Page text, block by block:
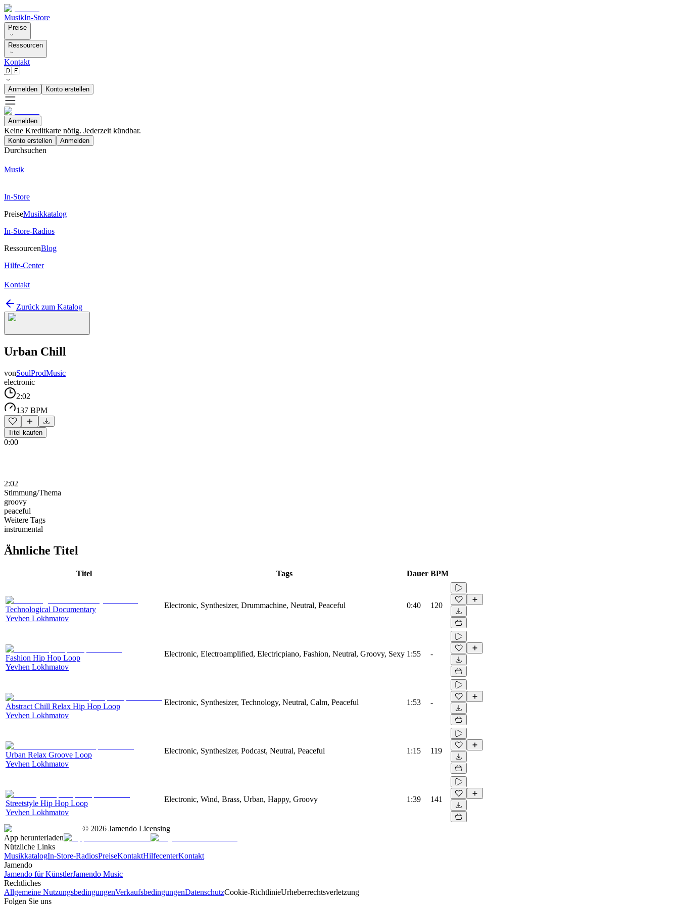
MusikIn-Store
Preise
Ressourcen
Kontakt
🇩🇪
Anmelden Konto erstellen
Anmelden
Keine Kreditkarte nötig. Jederzeit kündbar.
Konto erstellen Anmelden
Durchsuchen
Musik
In-Store
PreiseMusikkatalog
In-Store-Radios
RessourcenBlog
Hilfe-Center
Kontakt
Zurück zum Katalog
Urban Chill
vonSoulProdMusic
electronic
2:02
137 BPM
Titel kaufen
0:00
2:02
Stimmung/Thema
groovy
peaceful
Weitere Tags
instrumental
Ähnliche Titel
Titel Tags Dauer BPM
Technological Documentary
Yevhen Lokhmatov
Electronic, Synthesizer, Drummachine, Neutral, Peaceful 0:40 120
Fashion Hip Hop Loop
Yevhen Lokhmatov
Electronic, Electroamplified, Electricpiano, Fashion, Neutral, Groovy, Sexy 1:55 -
Abstract Chill Relax Hip Hop Loop
Yevhen Lokhmatov
Electronic, Synthesizer, Technology, Neutral, Calm, Peaceful 1:53 -
Urban Relax Groove Loop
Yevhen Lokhmatov
Electronic, Synthesizer, Podcast, Neutral, Peaceful 1:15 119
Streetstyle Hip Hop Loop
Yevhen Lokhmatov
Electronic, Wind, Brass, Urban, Happy, Groovy 1:39 141
© 2026 Jamendo Licensing
App herunterladen
Nützliche Links
MusikkatalogIn-Store-RadiosPreiseKontaktHilfecenterKontakt
Jamendo
Jamendo für KünstlerJamendo Music
Rechtliches
Allgemeine NutzungsbedingungenVerkaufsbedingungenDatenschutzCookie-RichtlinieUrheberrechtsverletzung
Folgen Sie uns